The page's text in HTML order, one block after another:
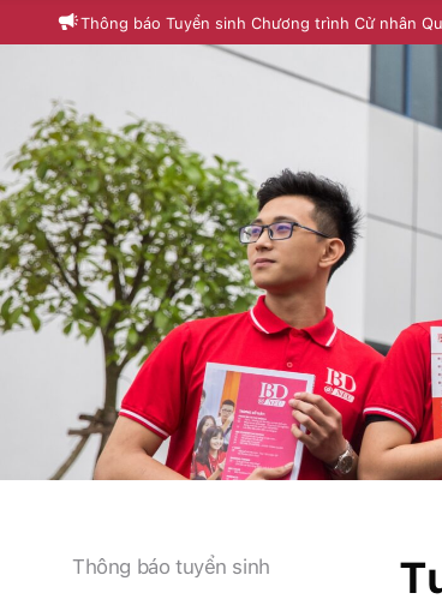
Thông báo Tuyển sinh Chương trình Cử nhân
Thông báo tuyển sinh